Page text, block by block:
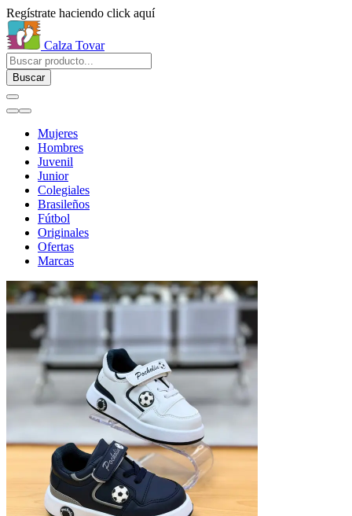
Regístrate haciendo click aquí
Calza Tovar
Buscar
Mujeres
Hombres
Juvenil
Junior
Colegiales
Brasileños
Fútbol
Originales
Ofertas
Marcas